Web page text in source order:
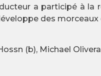
a participé à
des
(b), Michael